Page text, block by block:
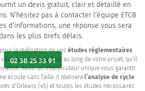
un devis gratuit, clair et détaillé en
N’hésitez pas à contacter l’équipe ETCB
d’informations, une réponse vous sera
les plus brefs délais.
02 38 25 33 91
la réalisation de vos études réglementaires
vous accompagne tout au long de votre projet, qu’il
Avoir un interlocuteur unique vous garantit
écoute sans faille. Il réalisera l’analyse de cycle
d’Orléans (45) et toutes les études nécessaires